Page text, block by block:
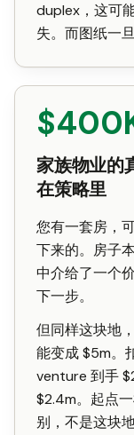
duplex，这可
失。而图纸一
家族物业的
在策略里
您有一套房，
下来的。房子
中介给了一个
下一步。
但同样这块地
能变成 $5m。
venture 到手
$2.4m。起点
别，不是这块